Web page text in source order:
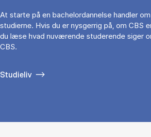
At starte på en bachelordannelse handler
studierne. Hvis du er nysgerrig på, om CBS
du læse hvad nuværende studerende siger
CBS.
Studieliv